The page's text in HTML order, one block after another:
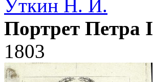
Уткин Н. И.
Портрет Петра I
1803